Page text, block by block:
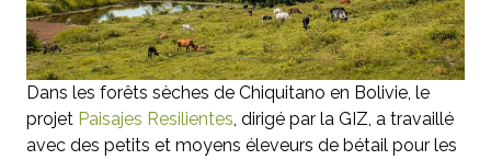
Dans les forêts sèches de Chiquitano en Bolivie, le
projet Paisajes Resilientes, dirigé par la GIZ, a travaillé
avec des petits et moyens éleveurs de bétail pour les